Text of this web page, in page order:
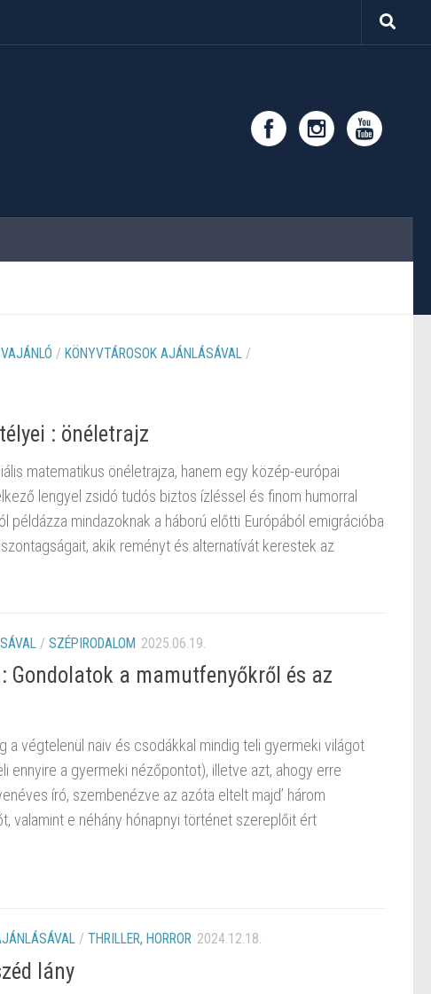
/ KÖNYVTÁROSOK AJÁNLÁSÁVAL /
: önéletrajz
matematikus önéletrajza, hanem egy közép-európai
lengyel zsidó tudós biztos ízléssel és finom humorral
példázza mindazoknak a háború előtti Európából emigrációba
akik reményt és alternatívát kerestek az
/ SZÉPIRODALOM 2025.06.19.
Gondolatok a mamutfenyőkről és az
a végtelenül naiv és csodákkal mindig teli gyermeki világot
ennyire a gyermeki nézőpontot), illetve azt, ahogy erre
író, szembenézve az azóta eltelt majd’ három
valamint e néhány hónapnyi történet szereplőit ért
/ THRILLER, HORROR 2024.12.18.
lány